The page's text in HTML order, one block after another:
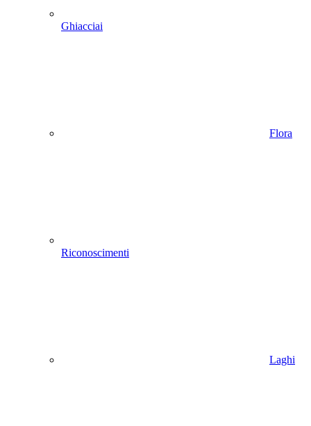
Ghiacciai
Flora
Riconoscimenti
Laghi